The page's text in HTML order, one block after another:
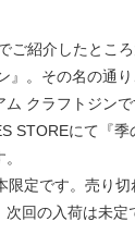
ご紹介したとこ
』。その名の通
クラフトジンで
STOREにて『
限定です。売り
回の入荷は未定